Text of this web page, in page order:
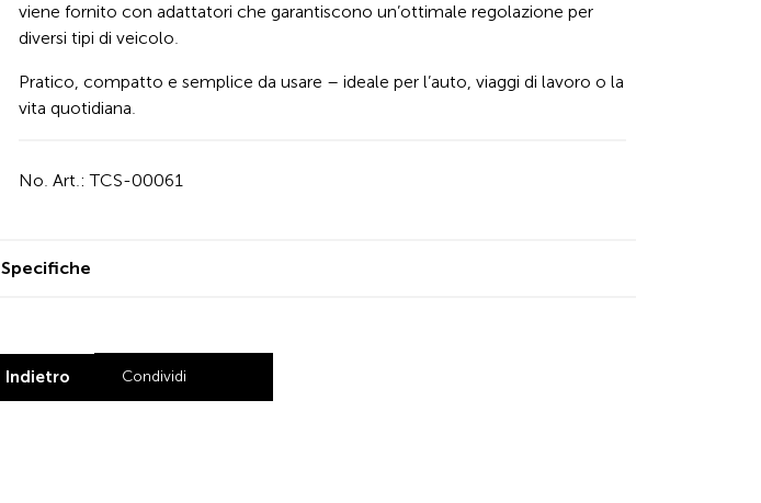
viene fornito con adattatori che garantiscono un’ottimale regolazione per
diversi tipi di veicolo.
Pratico, compatto e semplice da usare – ideale per l’auto, viaggi di lavoro o la
vita quotidiana.
No. Art.: TCS-00061
Specifiche
Indietro Condividi